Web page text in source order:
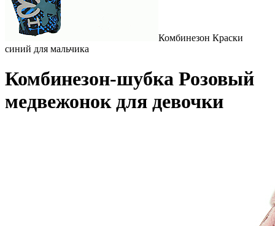
Комбинезон Краски
синий для мальчика
Комбинезон-шубка Розовый
медвежонок для девочки